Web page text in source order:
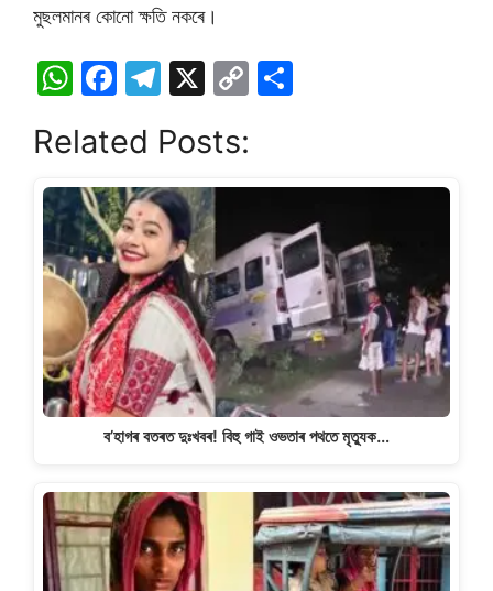
মুছলমানৰ কোনো ক্ষতি নকৰে।
W
at
s
A
p
p
F
c
e
b
o
o
k
T
e
gr
a
m
X
C
y
n
k
e
Related Posts:
ব’হাগৰ বতৰত দুঃখবৰ! বিহু গাই ওভতাৰ পথতে মৃত্যুক…